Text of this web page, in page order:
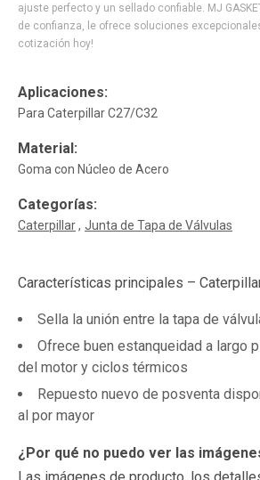
ajuste perfecto y un sellado confiable. MJ
de confianza, le ofrece soluciones
cotización hoy!
Aplicaciones:
Para Caterpillar C27/C32
Material:
Goma con Núcleo de Acero
Categorías:
Caterpillar Junta de Tapa de Válvulas
Características principales –
Sella la unión entre la tapa de
Ofrece buen estanqueidad a largo
del motor y ciclos térmicos
Repuesto nuevo de posventa
al por mayor
¿Por qué no puedo ver las
Las imágenes de producto, los